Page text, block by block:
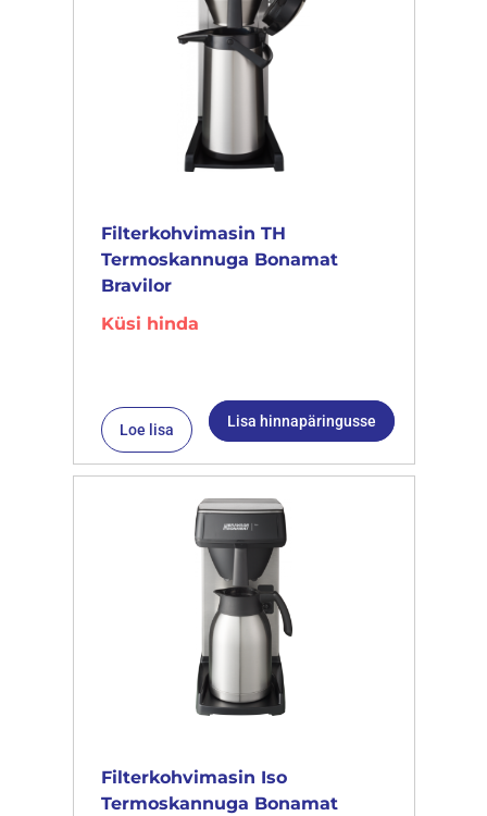
Filterkohvimasin TH
Termoskannuga Bonamat
Bravilor
Küsi hinda
Loe lisa Lisa hinnapäringusse
Filterkohvimasin Iso
Termoskannuga Bonamat